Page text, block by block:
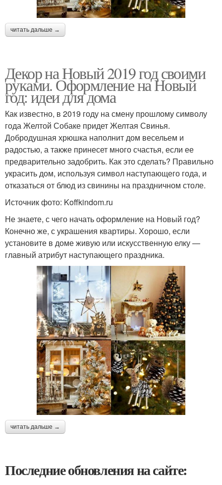
читать дальше →
Декор на Новый 2019 год своими
руками. Оформление на Новый
год: идеи для дома
Как известно, в 2019 году на смену прошлому символу
года Желтой Собаке придет Желтая Свинья.
Добродушная хрюшка наполнит дом весельем и
радостью, а также принесет много счастья, если ее
предварительно задобрить. Как это сделать? Правильно
украсить дом, используя символ наступающего года, и
отказаться от блюд из свинины на праздничном столе.
Источник фото: Koffkindom.ru
Не знаете, с чего начать оформление на Новый год?
Конечно же, с украшения квартиры. Хорошо, если
установите в доме живую или искусственную елку —
главный атрибут наступающего праздника.
читать дальше →
Последние обновления на сайте: